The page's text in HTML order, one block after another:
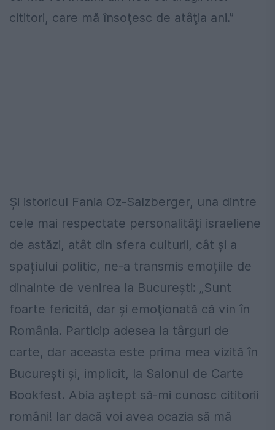
cititori, care mă însoţesc de atâţia ani.”
Și istoricul Fania Oz-Salzberger, una dintre
cele mai respectate personalități israeliene
de astăzi, atât din sfera culturii, cât și a
spațiului politic, ne-a transmis emoțiile de
dinainte de venirea la București: „Sunt
foarte fericită, dar şi emoţionată că vin în
România. Particip adesea la târguri de
carte, dar aceasta este prima mea vizită în
Bucureşti şi, implicit, la Salonul de Carte
Bookfest. Abia aştept să-mi cunosc cititorii
români! Iar dacă voi avea ocazia să mă